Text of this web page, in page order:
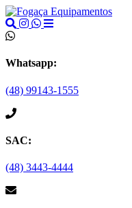
Whatsapp:
(48) 99143-1555
SAC:
(48) 3443-4444